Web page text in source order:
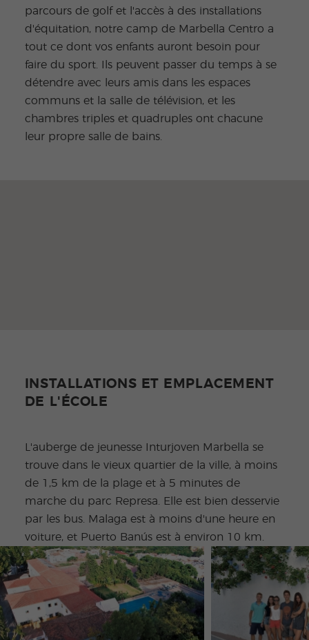
parcours de golf et l'accès à des installations
d'équitation, notre camp de Marbella Centro a
tout ce dont vos enfants auront besoin pour
faire du sport. Ils peuvent passer du temps à se
détendre avec leurs amis dans les espaces
communs et la salle de télévision, et les
chambres triples et quadruples ont chacune
leur propre salle de bains.
INSTALLATIONS ET EMPLACEMENT
DE L'ÉCOLE
L'auberge de jeunesse Inturjoven Marbella se
trouve dans le vieux quartier de la ville, à moins
de 1,5 km de la plage et à 5 minutes de
marche du parc Represa. Elle est bien desservie
par les bus. Malaga est à moins d'une heure en
voiture, et Puerto Banús est à environ 10 km.